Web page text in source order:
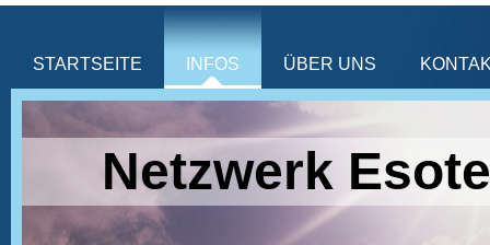
STARTSEITE INFOS ÜBER UNS
Netzwerk